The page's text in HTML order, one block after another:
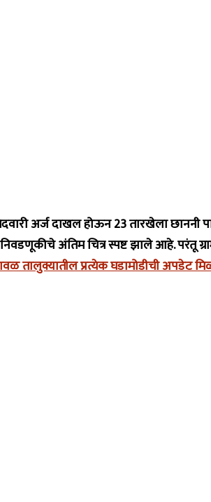
अर्ज दाखल होऊन 23 तारखेला छाननी
निवडणूकीचे अंतिम चित्र स्पष्ट झाले आहे.
तालुक्यातील प्रत्येक घडामोडीची अपडेट